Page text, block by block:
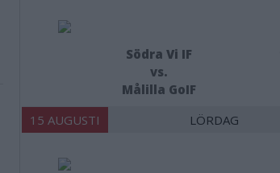
Södra Vi IF
vs.
Målilla GoIF
15 AUGUSTI LÖRDAG